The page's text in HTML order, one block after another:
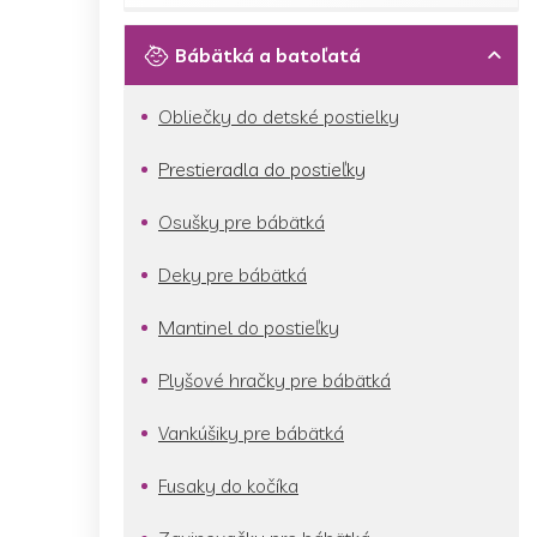
Bábätká a batoľatá
Obliečky do detské postielky
Prestieradla do postieľky
Osušky pre bábätká
Deky pre bábätká
Mantinel do postieľky
Plyšové hračky pre bábätká
Vankúšiky pre bábätká
Fusaky do kočíka